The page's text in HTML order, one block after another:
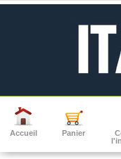
Accueil Panier